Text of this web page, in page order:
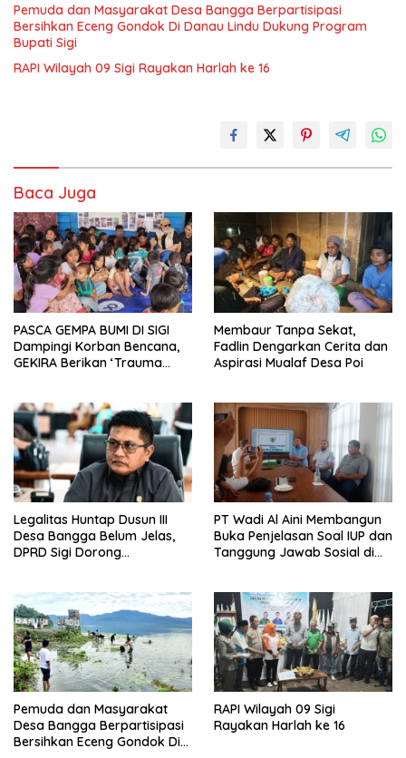
Pemuda dan Masyarakat Desa Bangga Berpartisipasi
Bersihkan Eceng Gondok Di Danau Lindu Dukung Program
Bupati Sigi
RAPI Wilayah 09 Sigi Rayakan Harlah ke 16
Baca Juga
PASCA GEMPA BUMI DI SIGI
Dampingi Korban Bencana,
GEKIRA Berikan ‘Trauma
Membaur Tanpa Sekat,
Fadlin Dengarkan Cerita dan
Aspirasi Mualaf Desa Poi
Legalitas Huntap Dusun III
Desa Bangga Belum Jelas,
DPRD Sigi Dorong
PT Wadi Al Aini Membangun
Buka Penjelasan Soal IUP dan
Tanggung Jawab Sosial di
Pemuda dan Masyarakat
Desa Bangga Berpartisipasi
Bersihkan Eceng Gondok Di
RAPI Wilayah 09 Sigi
Rayakan Harlah ke 16